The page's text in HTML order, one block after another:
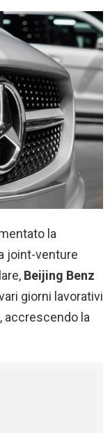
la
joint-venture
Beijing Benz
giorni lavorativi
accrescendo la